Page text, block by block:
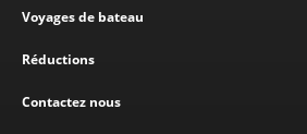
Voyages de bateau
Réductions
Contactez nous